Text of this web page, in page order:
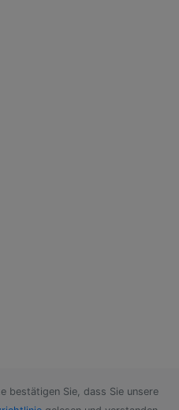
bestätigen Sie, dass Sie unsere